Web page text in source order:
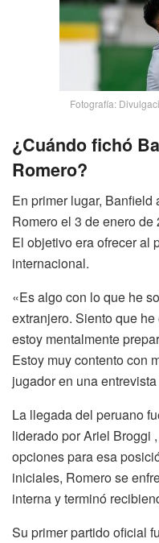
Fotografía:
¿Cuándo fichó
Romero?
En primer lugar,
Romero el 3 de enero
El objetivo era ofrecer al
internacional.
«Es algo con lo que he
extranjero. Siento que
estoy mentalmente
Estoy muy contento con
jugador en una
La llegada del peruano
liderado por Ariel Broggi
opciones para esa
iniciales, Romero se
interna y terminó
Su primer partido oficial